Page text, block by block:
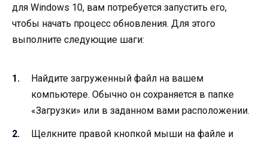
для Windows 10, вам потребуется запустить его,
чтобы начать процесс обновления. Для этого
выполните следующие шаги:
Найдите загруженный файл на вашем
компьютере. Обычно он сохраняется в папке
«Загрузки» или в заданном вами расположении.
Щелкните правой кнопкой мыши на файле и